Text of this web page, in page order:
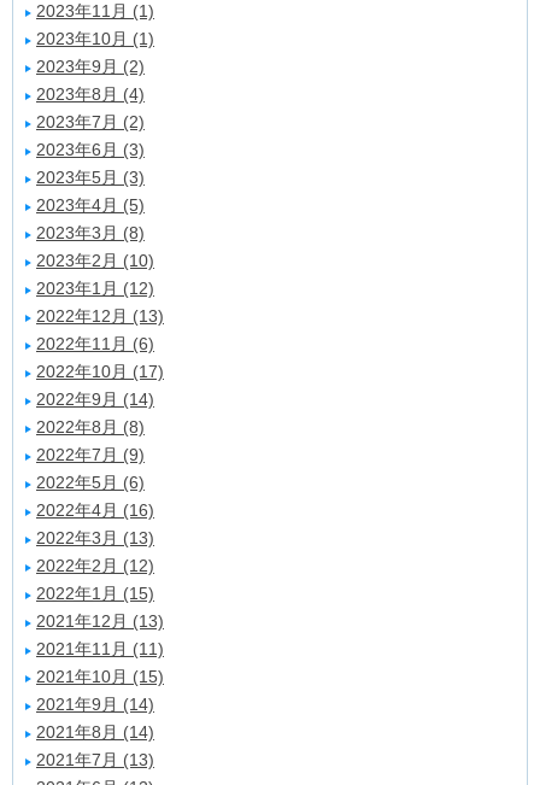
2023年11月 (1)
2023年10月 (1)
2023年9月 (2)
2023年8月 (4)
2023年7月 (2)
2023年6月 (3)
2023年5月 (3)
2023年4月 (5)
2023年3月 (8)
2023年2月 (10)
2023年1月 (12)
2022年12月 (13)
2022年11月 (6)
2022年10月 (17)
2022年9月 (14)
2022年8月 (8)
2022年7月 (9)
2022年5月 (6)
2022年4月 (16)
2022年3月 (13)
2022年2月 (12)
2022年1月 (15)
2021年12月 (13)
2021年11月 (11)
2021年10月 (15)
2021年9月 (14)
2021年8月 (14)
2021年7月 (13)